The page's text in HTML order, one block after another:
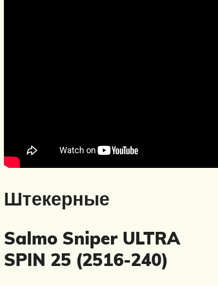
Штекерные
Salmo Sniper ULTRA
SPIN 25 (2516-240)